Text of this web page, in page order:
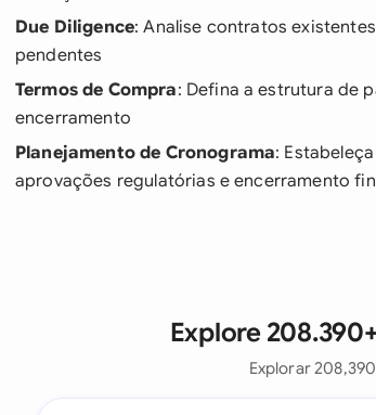
Due Diligence: Analise contratos
pendentes
Termos de Compra: Defina a estrutura de
encerramento
Planejamento de Cronograma:
aprovações regulatórias e encerramento
Explore
Explorar